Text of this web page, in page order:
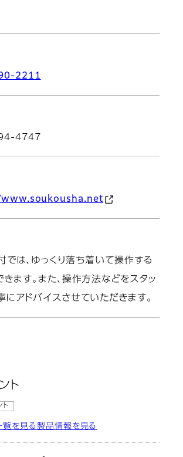
2211
4747
では、ゆっくり落ち着いて操作する
きます。また、操作方法などをスタッ
にアドバイスさせていただきます。
ト
ト
覧を見る製品情報を見る